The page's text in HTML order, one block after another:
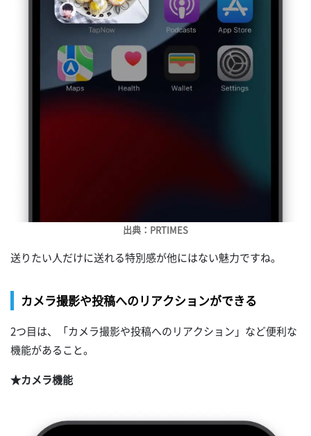
出典：PRTIMES
送りたい人だけに送れる特別感が他にはない魅力ですね。
カメラ撮影や投稿へのリアクションができる
2つ目は、「カメラ撮影や投稿へのリアクション」など便利な
機能があること。
★カメラ機能